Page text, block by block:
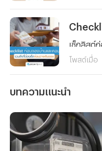
โพสต์เมื่อ
บทความแนะนำ